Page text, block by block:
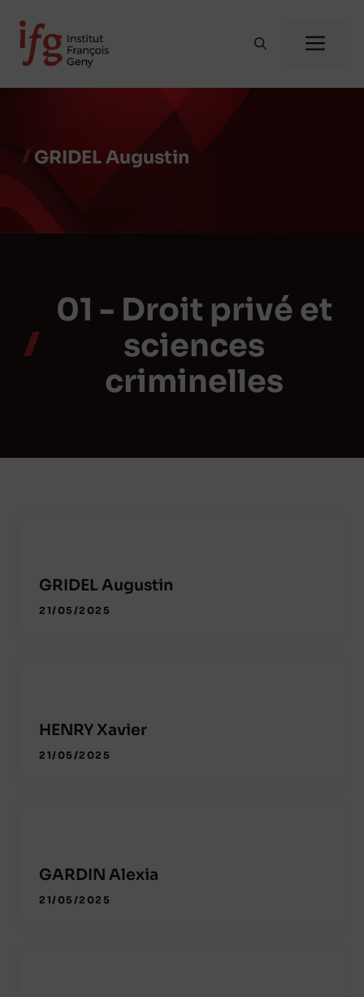
contenu
GRIDEL Augustin
01 - Droit privé et
sciences
criminelles
GRIDEL Augustin
21/05/2025
HENRY Xavier
21/05/2025
GARDIN Alexia
21/05/2025